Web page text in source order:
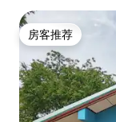
房客推荐
房客推荐